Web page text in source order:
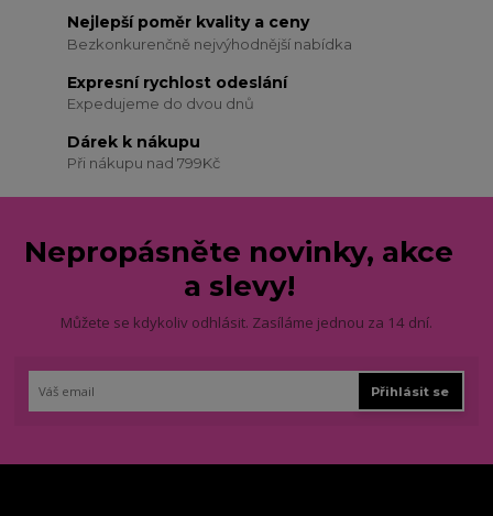
Nejlepší poměr kvality a ceny
Bezkonkurenčně nejvýhodnější nabídka
Expresní rychlost odeslání
Expedujeme do dvou dnů
Dárek k nákupu
Při nákupu nad 799Kč
Nepropásněte novinky, akce
a slevy!
Můžete se kdykoliv odhlásit. Zasíláme jednou za 14 dní.
Přihlásit se